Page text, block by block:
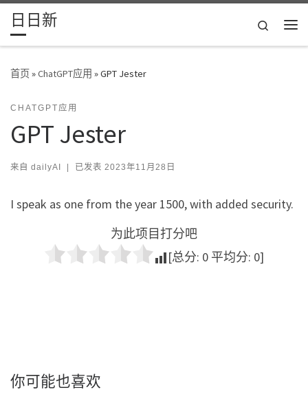
Skip to content
日日新
Search
首页»ChatGPT应用 »GPT Jester
CHATGPT应用
GPT Jester
来自 dailyAI | 已发表 2023年11月28日
I speak as one from the year 1500, with added security.
为此项目打分吧
[总分: 0 平均分: 0]
你可能也喜欢